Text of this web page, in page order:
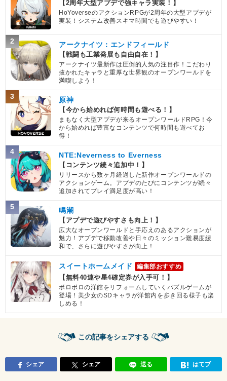
【2周年大型アプデで強キャラ実装！】
HoYoverseのアクションRPGが2周年の大型アプデが
実装！システム改善スキマ時間でも遊びやすい！
2 アークナイツ：エンドフィールド
【戦闘も工業発展も自由自在！】
アークナイツ最新作は圧倒的人気の注目作！こだわり
抜かれたキャラと重厚な世界観のオープンワールドを
満喫しよう！
3 原神
【今から始めれば何時間も遊べる！】
まもなく大型アプデが来るオープンワールドRPG！今
から始めれば豊富なコンテンツで何時間も遊べてお
得！
4 NTE:Neverness to Everness
【コンテンツ続々追加中！】
リリースから数ヶ月経過した新作オープンワールドの
アクションゲーム。アプデのたびにコンテンツが続々
追加されてプレイ満足度が高い！
5 鳴潮
【アプデで遊びやすさも向上！】
広大なオープンワールドと手応えのあるアクションが
魅力！アプデで移動改善や日々のミッション難易度緩
和で、さらに遊びやすさが向上！
スイートホームメイド 編集部おすすめ
【無料40連や星4確定券が入手可！】
ボロボロの洋館をリフォームしていくパズルゲームが
登場！美少女のSDキャラが洋館内を歩き回る様子も楽
しめる！
この記事をシェアする
シェア シェア 送る はてブ